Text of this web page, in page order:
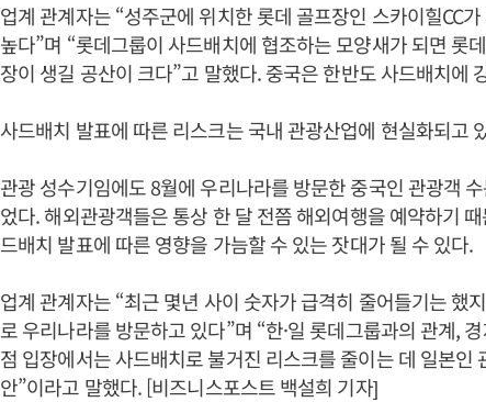
업계 관계자는 “성주군에 위치한 롯데 골프장인 스카이힐CC
높다”며 “롯데그룹이 사드배치에 협조하는 모양새가 되면 롯
장이 생길 공산이 크다”고 말했다. 중국은 한반도 사드배치에
사드배치 발표에 따른 리스크는 국내 관광산업에 현실화되고
관광 성수기임에도 8월에 우리나라를 방문한 중국인 관광객
었다. 해외관광객들은 통상 한 달 전쯤 해외여행을 예약하기
드배치 발표에 따른 영향을 가늠할 수 있는 잣대가 될 수 있다.
업계 관계자는 “최근 몇년 사이 숫자가 급격히 줄어들기는 했
로 우리나라를 방문하고 있다”며 “한·일 롯데그룹과의 관계,
점 입장에서는 사드배치로 불거진 리스크를 줄이는 데 일본인
안”이라고 말했다. [비즈니스포스트 백설희 기자]